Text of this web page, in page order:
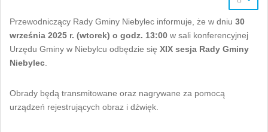
Przewodniczący Rady Gminy Niebylec informuje, że w dniu 30
września 2025 r. (wtorek) o godz. 13:00 w sali konferencyjnej
Urzędu Gminy w Niebylcu odbędzie się XIX sesja Rady Gminy
Niebylec
Obrady będą transmitowane oraz nagrywane za pomocą
urządzeń rejestrujących obraz i dźwięk.